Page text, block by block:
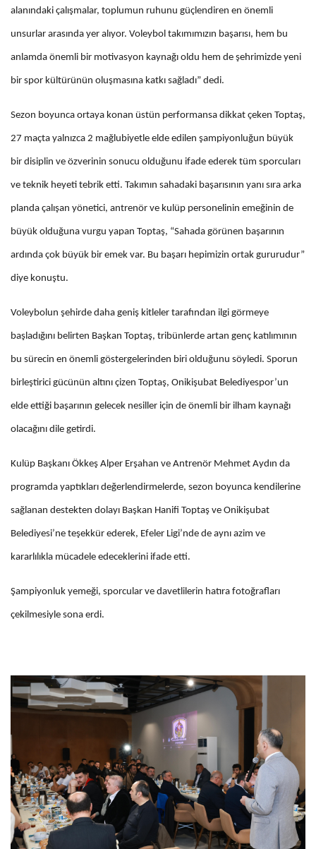
alanındaki çalışmalar, toplumun ruhunu güçlendiren en önemli
unsurlar arasında yer alıyor. Voleybol takımımızın başarısı, hem bu
anlamda önemli bir motivasyon kaynağı oldu hem de şehrimizde yeni
bir spor kültürünün oluşmasına katkı sağladı” dedi.
Sezon boyunca ortaya konan üstün performansa dikkat çeken Toptaş,
27 maçta yalnızca 2 mağlubiyetle elde edilen şampiyonluğun büyük
bir disiplin ve özverinin sonucu olduğunu ifade ederek tüm sporcuları
ve teknik heyeti tebrik etti. Takımın sahadaki başarısının yanı sıra arka
planda çalışan yönetici, antrenör ve kulüp personelinin emeğinin de
büyük olduğuna vurgu yapan Toptaş, “Sahada görünen başarının
ardında çok büyük bir emek var. Bu başarı hepimizin ortak gururudur”
diye konuştu.
Voleybolun şehirde daha geniş kitleler tarafından ilgi görmeye
başladığını belirten Başkan Toptaş, tribünlerde artan genç katılımının
bu sürecin en önemli göstergelerinden biri olduğunu söyledi. Sporun
birleştirici gücünün altını çizen Toptaş, Onikişubat Belediyespor’un
elde ettiği başarının gelecek nesiller için de önemli bir ilham kaynağı
olacağını dile getirdi.
Kulüp Başkanı Ökkeş Alper Erşahan ve Antrenör Mehmet Aydın da
programda yaptıkları değerlendirmelerde, sezon boyunca kendilerine
sağlanan destekten dolayı Başkan Hanifi Toptaş ve Onikişubat
Belediyesi’ne teşekkür ederek, Efeler Ligi’nde de aynı azim ve
kararlılıkla mücadele edeceklerini ifade etti.
Şampiyonluk yemeği, sporcular ve davetlilerin hatıra fotoğrafları
çekilmesiyle sona erdi.